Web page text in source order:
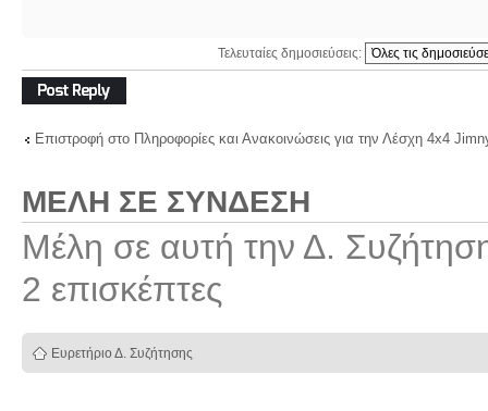
Τελευταίες δημοσιεύσεις:
Δημιουργία
απάντησης
Επιστροφή στο Πληροφορίες και Ανακοινώσεις για την Λέσχη 4x4
ΜΈΛΗ ΣΕ ΣΎΝΔΕΣΗ
Μέλη σε αυτή την Δ.
2 επισκέπτες
Ευρετήριο Δ. Συζήτησης